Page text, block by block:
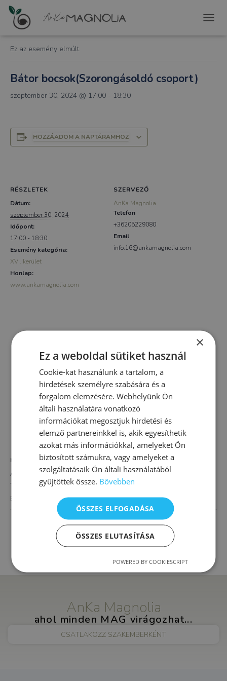
« Összes Események
Ez az esemény elmúlt.
Bátor bocsok(Szorongásoldó csoport)
szeptember 30, 2024 @ 17:00 - 18:30
HOZZÁADOM A NAPTÁRAMHOZ
RÉSZLETEK
Dátum:
szeptember 30, 2024
Időpont:
17:00 - 18:30
Esemény kategória:
XVI. kerület
Honlap:
www.ankamagnolia.com
SZERVEZŐ
AnKa Magnolia
Telefon
+36205229080
Email
info.16@ankamagnolia.com
HELYSZÍN
AnKa Magnolia XVI.
Thököly út 4.
Budapest
Magyarország+ Google Térkép
Önismeretfejlesztés és szorongásoldás felső
tagozatosoknak
Komplex egyéni
mozgásterápia
AnKa Magnolia
ahol minden MAG virágozhat...
CSATLAKOZZ SZAKEMBERKÉNT
×
Ez a weboldal sütiket használ
Cookie-kat használunk a tartalom, a
hirdetések személyre szabására és a
forgalom elemzésére. Webhelyünk Ön
általi használatára vonatkozó
információkat megosztjuk hirdetési és
elemző partnereinkkel is, akik egyesíthetik
azokat más információkkal, amelyeket Ön
biztosított számukra, vagy amelyeket a
szolgáltatásaik Ön általi használatából
gyűjtöttek össze. Bővebben
ÖSSZES ELFOGADÁSA
ÖSSZES ELUTASÍTÁSA
POWERED BY COOKIESCRIPT